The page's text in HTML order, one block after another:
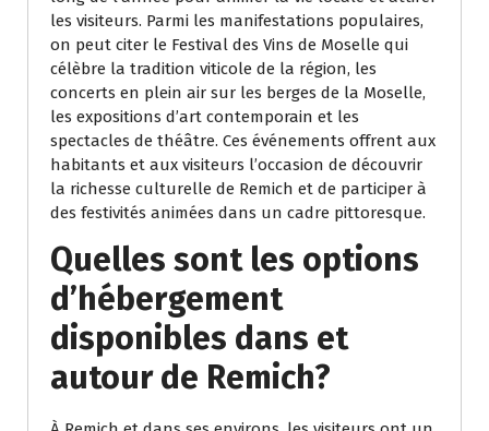
les visiteurs. Parmi les manifestations populaires,
on peut citer le Festival des Vins de Moselle qui
célèbre la tradition viticole de la région, les
concerts en plein air sur les berges de la Moselle,
les expositions d’art contemporain et les
spectacles de théâtre. Ces événements offrent aux
habitants et aux visiteurs l’occasion de découvrir
la richesse culturelle de Remich et de participer à
des festivités animées dans un cadre pittoresque.
Quelles sont les options
d’hébergement
disponibles dans et
autour de Remich?